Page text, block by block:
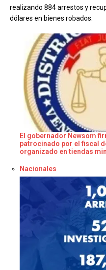
realizando 884 arrestos y
dólares en bienes robados.
El gobernador Newsom
patrocinado por el fiscal
organizado en tiendas
Respecto a
Nacionales